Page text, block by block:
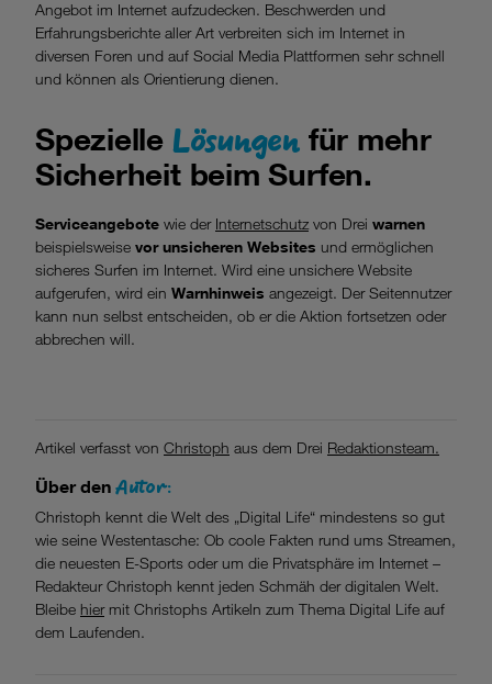
Angebot im Internet aufzudecken. Beschwerden und
Erfahrungsberichte aller Art verbreiten sich im Internet in
diversen Foren und auf Social Media Plattformen sehr schnell
und können als Orientierung dienen.
Spezielle Lösungenfür mehr
Sicherheit beim Surfen.
Serviceangebote wie der Internetschutz von Drei warnen
beispielsweise vor unsicheren Websites und ermöglichen
sicheres Surfen im Internet. Wird eine unsichere Website
aufgerufen, wird ein Warnhinweis angezeigt. Der Seitennutzer
kann nun selbst entscheiden, ob er die Aktion fortsetzen oder
abbrechen will.
Artikel verfasst von Christoph aus dem Drei Redaktionsteam.
Über den Autor:
Christoph kennt die Welt des „Digital Life“ mindestens so gut
wie seine Westentasche: Ob coole Fakten rund ums Streamen,
die neuesten E-Sports oder um die Privatsphäre im Internet –
Redakteur Christoph kennt jeden Schmäh der digitalen Welt.
Bleibe hiermit Christophs Artikeln zum Thema Digital Life auf
dem Laufenden.